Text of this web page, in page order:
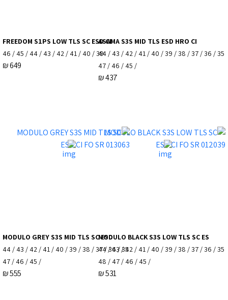
ASAMA S3S MID TLS ESD HRO CI
35 / 36 / 37 / 38 / 39 / 40 / 41 / 42 / 43 / 44
/ 45 / 46 / 47
437
₪
FREEDOM S1PS LOW TLS SC ESD CI
39 / 40 / 41 / 42 / 43 / 44 / 45 / 46
649
₪
MODULO BLACK S3S LOW TLS SC ES
35 / 36 / 37 / 38 / 39 / 40 / 41 / 42 / 43 / 44
/ 45 / 46 / 47 / 48
531
₪
MODULO GREY S3S MID TLS SC ESD
35 / 36 / 37 / 38 / 39 / 40 / 41 / 42 / 43 / 44
/ 45 / 46 / 47
555
₪